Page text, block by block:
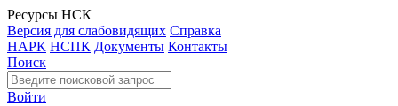
Ресурсы НСК
Версия для слабовидящих Справка
НАРК НСПК Документы Контакты
Поиск
Войти